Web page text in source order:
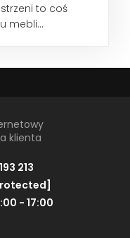
to coś
mebli...
klienta
213
- 17:00